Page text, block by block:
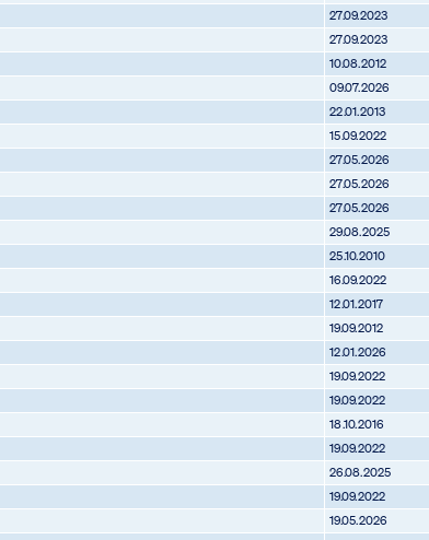
27.09.2023
27.09.2023
10.08.2012
09.07.2026
22.01.2013
15.09.2022
27.05.2026
27.05.2026
27.05.2026
29.08.2025
25.10.2010
16.09.2022
12.01.2017
19.09.2012
12.01.2026
19.09.2022
19.09.2022
18.10.2016
19.09.2022
26.08.2025
19.09.2022
19.05.2026